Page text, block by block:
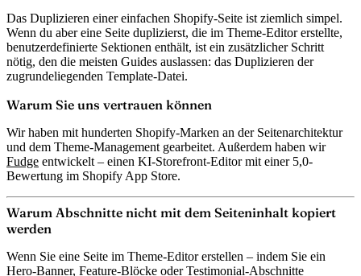
Das Duplizieren einer einfachen Shopify-Seite ist ziemlich simpel.
Wenn du aber eine Seite duplizierst, die im Theme-Editor erstellte,
benutzerdefinierte Sektionen enthält, ist ein zusätzlicher Schritt
nötig, den die meisten Guides auslassen: das Duplizieren der
zugrundeliegenden Template-Datei.
Warum Sie uns vertrauen können
Wir haben mit hunderten Shopify-Marken an der Seitenarchitektur
und dem Theme-Management gearbeitet. Außerdem haben wir
Fudge entwickelt – einen KI-Storefront-Editor mit einer 5,0-
Bewertung im Shopify App Store.
Warum Abschnitte nicht mit dem Seiteninhalt kopiert
werden
Wenn Sie eine Seite im Theme-Editor erstellen – indem Sie ein
Hero-Banner, Feature-Blöcke oder Testimonial-Abschnitte